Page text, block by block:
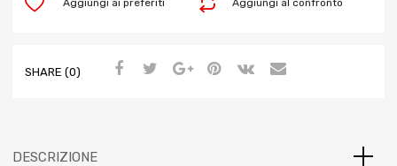
Aggiungi al confronto
Aggiungi ai preferiti
SHARE (0)
DESCRIZIONE